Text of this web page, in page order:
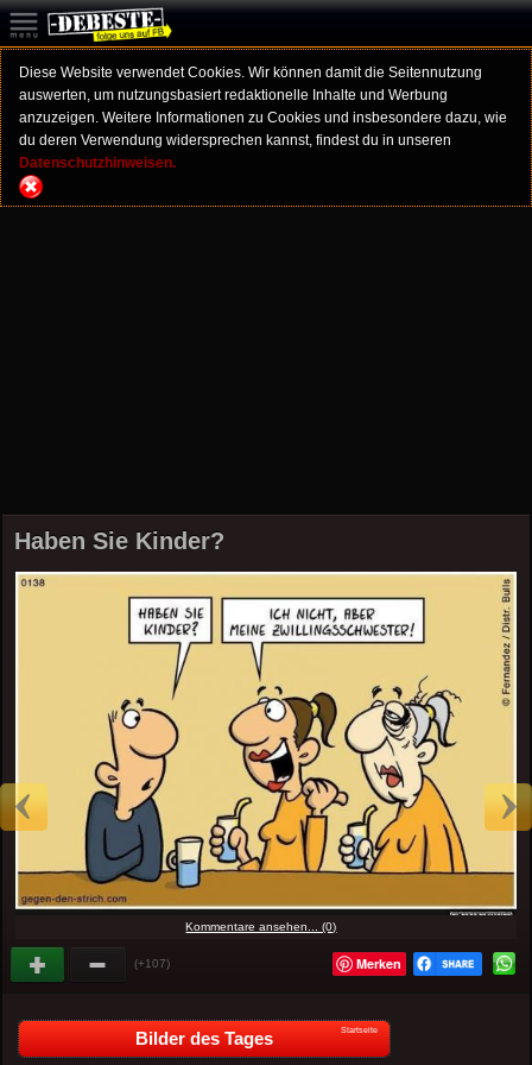
Diese Website verwendet Cookies. Wir können damit die Seitennutzung
auswerten, um nutzungsbasiert redaktionelle Inhalte und Werbung
anzuzeigen. Weitere Informationen zu Cookies und insbesondere dazu, wie
du deren Verwendung widersprechen kannst, findest du in unseren
Datenschutzhinweisen.
Haben Sie Kinder?
Kommentare ansehen... (0)
(+107) Merken
Bilder des Tages Startseite